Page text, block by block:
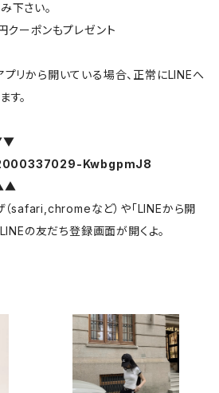
下さい。
ーポンもプレゼント
リから開いている場合、正常にLINEへ
す。
KwbgpmJ8
（safari,chromeなど）や「LINEから開
の友だち登録画面が開くよ。